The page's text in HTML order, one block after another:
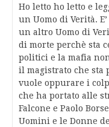
Ho letto ho letto e
un Uomo di Verità.
un altro Uomo di
di morte perchè sta
politici e la mafia
il magistrato che sta
vuole oppurare i
che ha portato alle
Falcone e Paolo
Uomini e le Donne